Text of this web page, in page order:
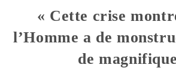
« Cette crise
l’Homme a de
de